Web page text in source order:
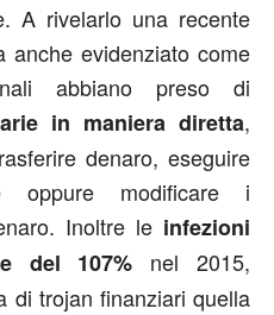
A rivelarlo una recente
anche evidenziato come
abbiano preso di
in maniera diretta,
denaro, eseguire
oppure modificare i
Inoltre le infezioni
del 107% nel 2015,
di trojan finanziari quella